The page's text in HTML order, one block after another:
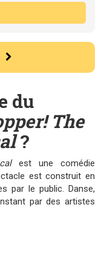
du
The
?
est une comédie
est construit en
par le public. Danse,
par des artistes